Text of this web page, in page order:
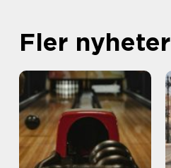
Fler nyheter